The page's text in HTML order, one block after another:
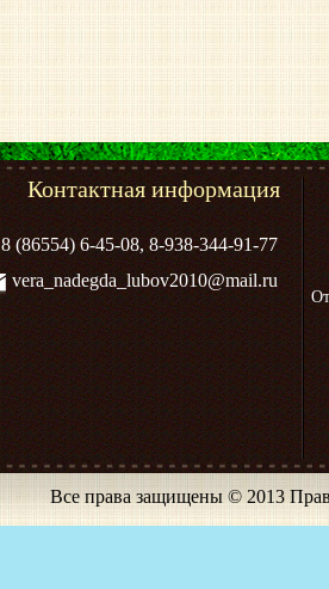
Контактная информация
8 (86554) 6-45-08, 8-938-344-91-77
vera_nadegda_lubov2010@mail.ru
Все права защищены © 2013